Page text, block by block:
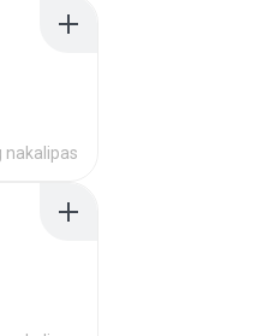
nakalipas